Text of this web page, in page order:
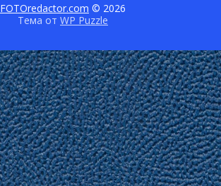
FOTOredactor.com © 2026
Тема от WP Puzzle